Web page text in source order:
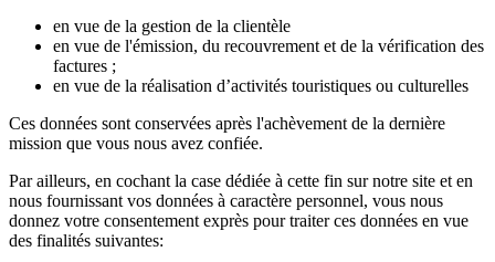
en vue de la gestion de la clientèle
en vue de l'émission, du recouvrement et de la vérification des
factures ;
en vue de la réalisation d’activités touristiques ou culturelles
Ces données sont conservées après l'achèvement de la dernière
mission que vous nous avez confiée.
Par ailleurs, en cochant la case dédiée à cette fin sur notre site et en
nous fournissant vos données à caractère personnel, vous nous
donnez votre consentement exprès pour traiter ces données en vue
des finalités suivantes: